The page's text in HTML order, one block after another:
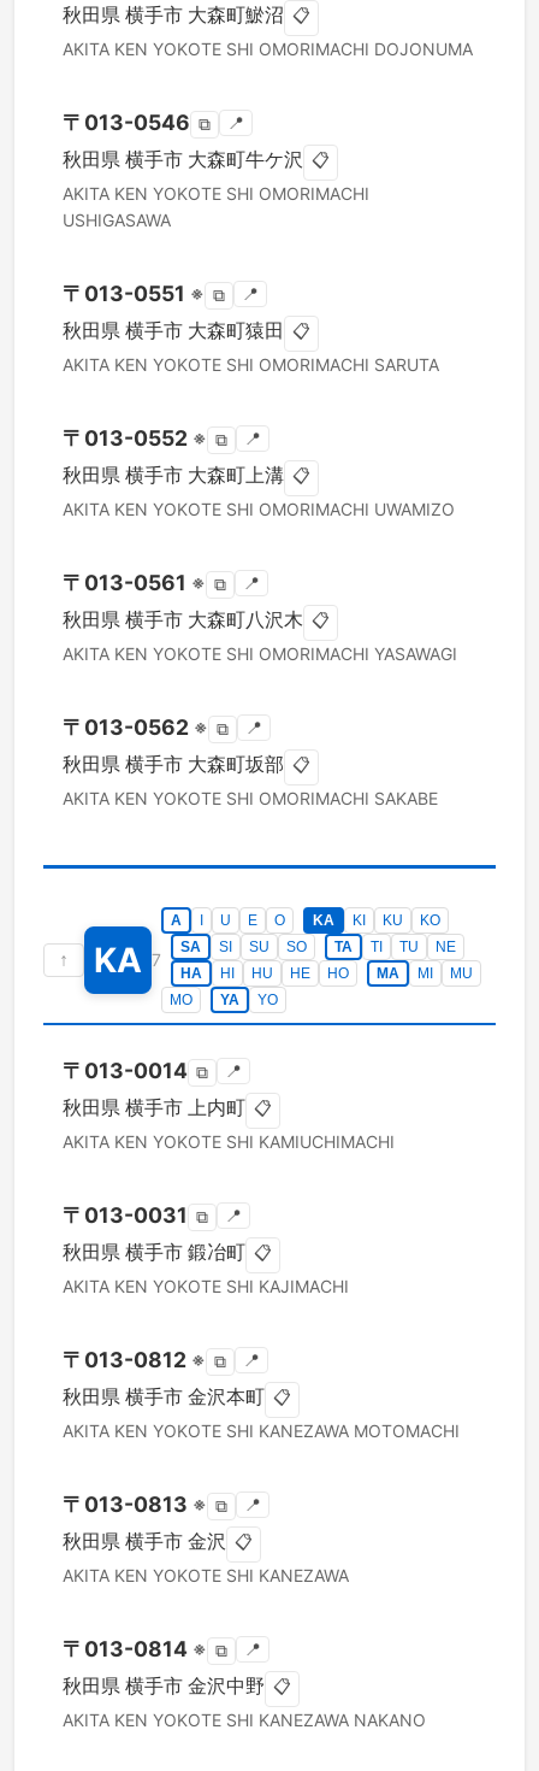
秋田県 横手市 大森町鯲沼 📋
AKITA KEN YOKOTE SHI OMORIMACHI DOJONUMA
〒 013-0546 ⧉ 📍
秋田県 横手市 大森町牛ケ沢 📋
AKITA KEN YOKOTE SHI OMORIMACHI
USHIGASAWA
〒 013-0551 ※ ⧉ 📍
秋田県 横手市 大森町猿田 📋
AKITA KEN YOKOTE SHI OMORIMACHI SARUTA
〒 013-0552 ※ ⧉ 📍
秋田県 横手市 大森町上溝 📋
AKITA KEN YOKOTE SHI OMORIMACHI UWAMIZO
〒 013-0561 ※ ⧉ 📍
秋田県 横手市 大森町八沢木 📋
AKITA KEN YOKOTE SHI OMORIMACHI YASAWAGI
〒 013-0562 ※ ⧉ 📍
秋田県 横手市 大森町坂部 📋
AKITA KEN YOKOTE SHI OMORIMACHI SAKABE
↑ KA 7
A U E O KA KI KU
KO
SA
SI SU SO TA TI TU
NE
HA
HI HU HE HO MA MI
MU
MO
YA YO
〒 013-0014 ⧉ 📍
秋田県 横手市 上内町 📋
AKITA KEN YOKOTE SHI KAMIUCHIMACHI
〒 013-0031 ⧉ 📍
秋田県 横手市 鍛冶町 📋
AKITA KEN YOKOTE SHI KAJIMACHI
〒 013-0812 ※ ⧉ 📍
秋田県 横手市 金沢本町 📋
AKITA KEN YOKOTE SHI KANEZAWA MOTOMACHI
〒 013-0813 ※ ⧉ 📍
秋田県 横手市 金沢 📋
AKITA KEN YOKOTE SHI KANEZAWA
〒 013-0814 ※ ⧉ 📍
秋田県 横手市 金沢中野 📋
AKITA KEN YOKOTE SHI KANEZAWA NAKANO